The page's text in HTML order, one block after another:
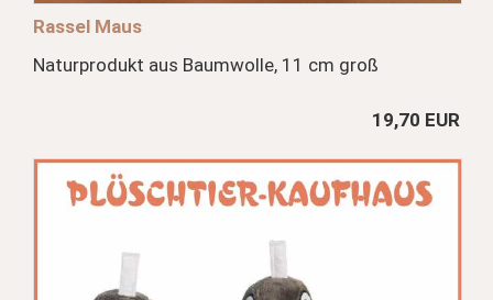
Rassel Maus
Naturprodukt aus Baumwolle, 11 cm groß
19,70 EUR